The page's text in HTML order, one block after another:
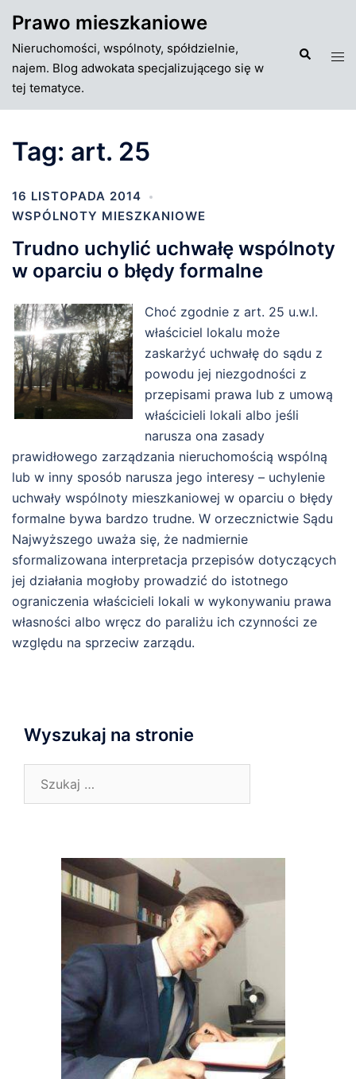
do
treści
Prawo mieszkaniowe
Nieruchomości, wspólnoty, spółdzielnie,
najem. Blog adwokata specjalizującego się w
tej tematyce.
Szukaj
Tag: art. 25
16 LISTOPADA 2014
WSPÓLNOTY MIESZKANIOWE
Trudno uchylić uchwałę wspólnoty
w oparciu o błędy formalne
Choć zgodnie z art. 25 u.w.l.
właściciel lokalu może
zaskarżyć uchwałę do sądu z
powodu jej niezgodności z
przepisami prawa lub z umową
właścicieli lokali albo jeśli
narusza ona zasady
prawidłowego zarządzania nieruchomością wspólną
lub w inny sposób narusza jego interesy – uchylenie
uchwały wspólnoty mieszkaniowej w oparciu o błędy
formalne bywa bardzo trudne. W orzecznictwie Sądu
Najwyższego uważa się, że nadmiernie
sformalizowana interpretacja przepisów dotyczących
jej działania mogłoby prowadzić do istotnego
ograniczenia właścicieli lokali w wykonywaniu prawa
własności albo wręcz do paraliżu ich czynności ze
względu na sprzeciw zarządu.
Wyszukaj na stronie